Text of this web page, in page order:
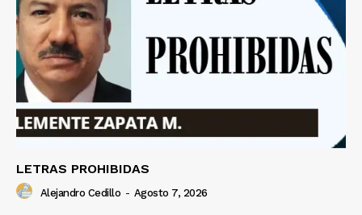
LETRAS PROHIBIDAS
Alejandro Cedillo - Agosto 7, 2026